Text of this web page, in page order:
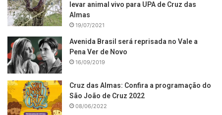
levar animal vivo para UPA de Cruz das
Almas
19/07/2021
Avenida Brasil será reprisada no Vale a
Pena Ver de Novo
16/09/2019
Cruz das Almas: Confira a programação do
São João de Cruz 2022
08/06/2022